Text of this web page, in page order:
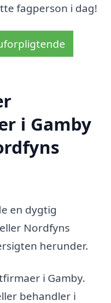
fagperson i dag!
i Gamby
en dygtig
Nordfyns
herunder.
i Gamby.
behandler i